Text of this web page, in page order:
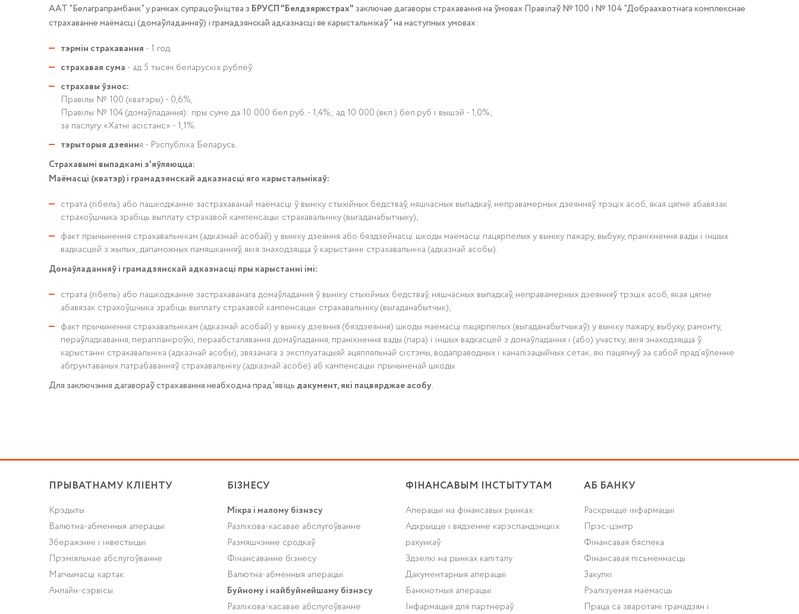
ААТ "Белаграпрамбанк" у рамках супрацоўніцтва з БРУСП "Белдзяржстрах"заключае дагаворы страхавання на ўмовах Правілаў № 100 і № 104 "Добраахвотнага комплекснае
страхаванне маёмасці (домаўладанняў) і грамадзянскай адказнасці яе карыстальнікаў" на наступных умовах:
тэрмін страхавання - 1 год.
страхавая сума - ад 5 тысяч беларускіх рублёў.
страхавы ўзнос:
Правілы № 100 (кватэры) - 0,6%,
Правілы № 104 (домаўладання): пры суме да 10 000 бел.руб. - 1,4%; ад 10 000 (вкл.) бел.руб і вышэй - 1,0%;
за паслугу «Хатні асістанс» - 1,1%.
тэрыторыя дзеяння - Рэспубліка Беларусь.
Страхавымі выпадкамі з'яўляюцца:
Маёмасці (кватэр) і грамадзянскай адказнасці яго карыстальнікаў:
страта (гібель) або пашкоджанне застрахаванай маёмасці ў выніку стыхійных бедстваў, няшчасных выпадкаў, неправамерных дзеянняў трэціх асоб, якая цягне абавязак
страхоўшчыка зрабіць выплату страхавой кампенсацыі страхавальніку (выгаданабытчыку);
факт прычынення страхавальнікам (адказнай асобай) у выніку дзеяння або бяздзейнасці шкоды маёмасці пацярпелых у выніку пажару, выбуху, пранікнення вады і іншых
вадкасцей з жылых, дапаможных памяшканняў, якія знаходзяцца ў карыстанні страхавальніка (адказнай асобы).
Домаўладанняў і грамадзянскай адказнасці пры карыстанні імі:
страта (гібель) або пашкоджанне застрахаванага домаўладання ў выніку стыхійных бедстваў, няшчасных выпадкаў, неправамерных дзеянняў трэціх асоб, якая цягне
абавязак страхоўшчыка зрабіць выплату страхавой кампенсацыі страхавальніку (выгаданабытчык);
факт прычынення страхавальнікам (адказнай асобай) у выніку дзеяння (бяздзеяння) шкоды маёмасці пацярпелых (выгаданабытчыкаў) у выніку пажару, выбуху, рамонту,
пераўладкавання, перапланіроўкі, пераабсталявання домаўладання, пранікнення вады (пара) і іншых вадкасцей з домаўладання і (або) участку, якія знаходзяцца ў
карыстанні страхавальніка (адказнай асобы), звязанага з эксплуатацыяй ацяпляльнай сістэмы, водаправодных і каналізацыйных сетак, які пацягнуў за сабой прад'яўленне
абгрунтаваных патрабаванняў страхавальніку (адказнай асобе) аб кампенсацыі прычыненай шкоды.
Для заключэння дагавораў страхавання неабходна прад'явіць дакумент, які пацвярджае асобу.
ПРЫВАТНАМУ КЛІЕНТУ
Крэдыты
Валютна-абменныя аперацыі
Зберажэнні і інвестыцыі
Прэміяльнае абслугоўванне
Магчымасці картак
Анлайн-сэрвісы
БІЗНЕСУ
Мікра і малому бізнэсу
Разлікова-касавае абслугоўванне
Размяшчэнне сродкаў
Фінансаванне бізнесу
Валютна-абменныя аперацыі
Буйному і найбуйнейшаму бізнэсу
Разлікова-касавае абслугоўванне
ФІНАНСАВЫМ ІНСТЫТУТАМ
Аперацыі на фінансавых рынках
Адкрыццё і вядзенне карэспандэнцкіх
рахункаў
Здзелкі на рынках капіталу
Дакументарныя аперацыі
Банкнотныя аперацыі
Інфармацыя для партнёраў
АБ БАНКУ
Раскрыццё інфармацыі
Прэс-цэнтр
Фінансавая бяспека
Фінансавая пісьменнасць
Закупкі
Рэалізуемая маёмасць
Праца са зваротамі грамадзян і